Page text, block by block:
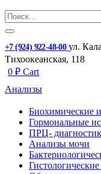
+7 (924) 922-48-00 ул.
Тихоокеанская, 118
0 ₽ Cart
Анализы
Биохимические
Гормональные
ПРЦ-
Анализы мочи